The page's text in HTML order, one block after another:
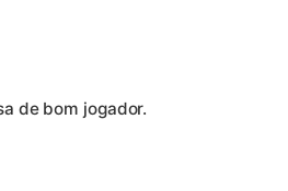
de bom jogador.